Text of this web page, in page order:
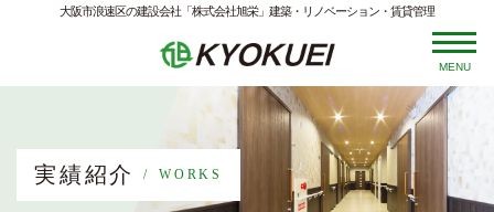
大阪市浪速区の建設会社「株式会社旭栄」建築・リノベーション・賃貸管理
MENU
実績紹介 WORKS